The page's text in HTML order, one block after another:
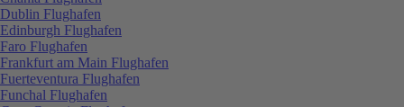
Dublin Flughafen
Edinburgh Flughafen
Faro Flughafen
Frankfurt am Main Flughafen
Fuerteventura Flughafen
Funchal Flughafen